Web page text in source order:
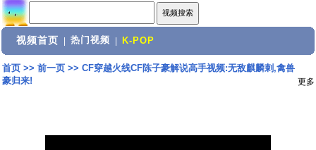
视频首页 热门视频 K-POP
首页>> 前一页>> CF穿越火线CF陈子豪解说高手视频:无敌麒麟刺,禽兽
豪归来!
更多